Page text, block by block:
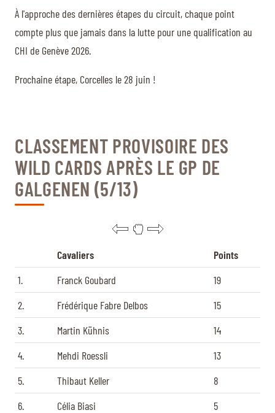
À l'approche des dernières étapes du circuit, chaque point
compte plus que jamais dans la lutte pour une qualification au
CHI de Genève 2026.
Prochaine étape, Corcelles le 28 juin !
CLASSEMENT PROVISOIRE DES
WILD CARDS APRÈS LE GP DE
GALGENEN (5/13)
Cavaliers
Points
1.
Franck Goubard
19
2.
Frédérique Fabre Delbos
15
3.
Martin Kühnis
14
4.
Mehdi Roessli
13
5.
Thibaut Keller
8
6.
Célia Biasi
5